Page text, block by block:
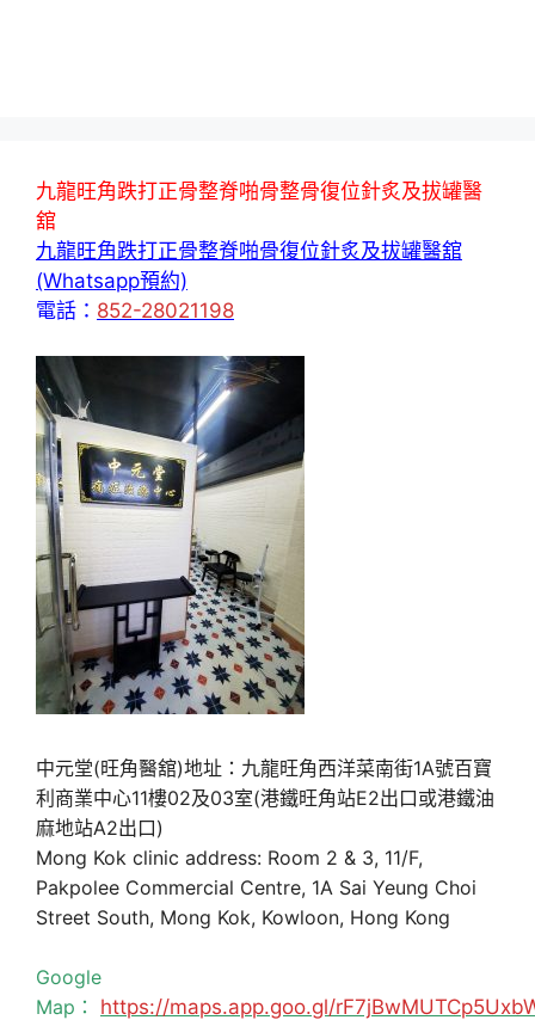
九龍旺角跌打正骨整脊啪骨整骨復位針炙及拔罐醫
舘
九龍旺角跌打正骨整脊啪骨復位針炙及拔罐醫舘
(Whatsapp預約)
電話： 852-28021198
中元堂(旺角醫舘)地址：九龍旺角西洋菜南街1A號百寶
利商業中心11樓02及03室(港鐵旺角站E2出口或港鐵油
麻地站A2出口)
Mong Kok clinic address: Room 2 & 3, 11/F,
Pakpolee Commercial Centre, 1A Sai Yeung Choi
Street South, Mong Kok, Kowloon, Hong Kong
Google
Map： https://maps.app.goo.gl/